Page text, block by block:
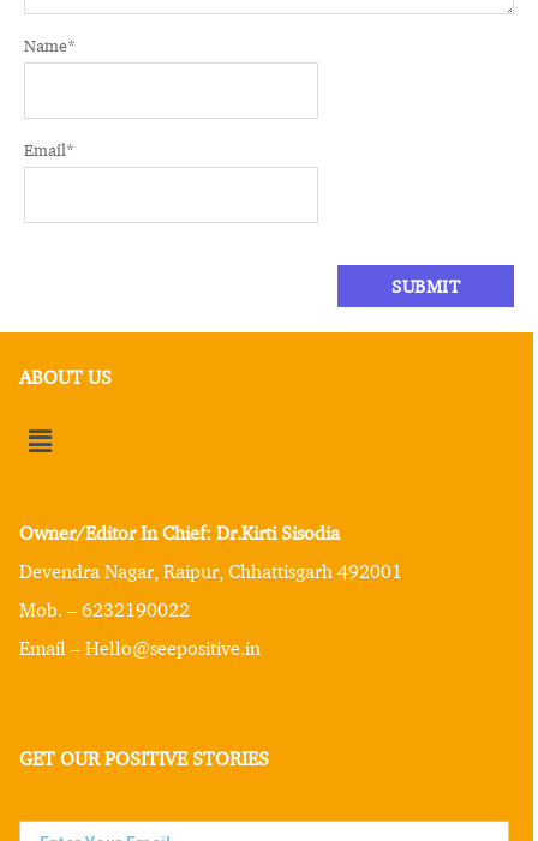
Name*
Email*
ABOUT US
Owner/Editor In Chief: Dr.Kirti Sisodia
Devendra Nagar, Raipur, Chhattisgarh 492001
Mob. – 6232190022
Email – Hello@seepositive.in
GET OUR POSITIVE STORIES